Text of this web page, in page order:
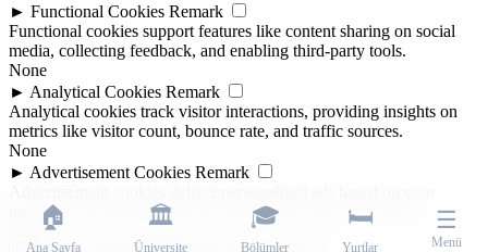
🏠
Ana Sayfa
🏛️
Üniversite
🎓
Bölümler
🛏️
Yurtlar
☰
Menü
► Functional Cookies Remark
Functional cookies support features like content sharing on social
media, collecting feedback, and enabling third-party tools.
None
► Analytical Cookies Remark
Analytical cookies track visitor interactions, providing insights on
metrics like visitor count, bounce rate, and traffic sources.
None
► Advertisement Cookies Remark
Advertisement cookies deliver personalized ads based on your
previous visits and analyze the effectiveness of ad campaigns.
None